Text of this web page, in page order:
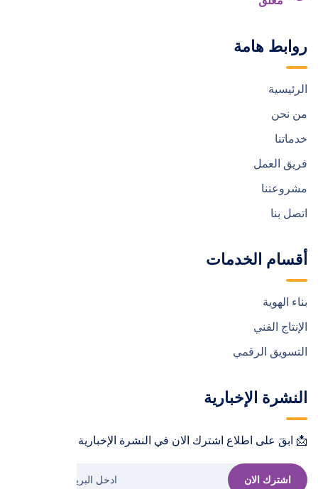
روابط هامة
الرئيسية
من نحن
خدماتنا
فريق العمل
مشروعتنا
اتصل بنا
أقسام الخدمات
بناء الهوية
الإنتاج الفني
التسويق الرقمي
النشرة الإخبارية
📩 ابقَ على اطلاع اشترك الان في النشرة الإخبارية !📩
اشترك الان